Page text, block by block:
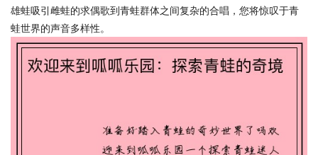
雄蛙吸引雌蛙的求偶歌到青蛙群体之间复杂的合唱，您将惊叹于青
蛙世界的声音多样性。